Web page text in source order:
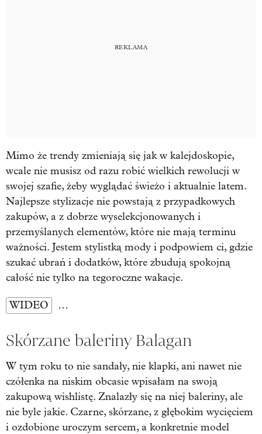
Mimo że trendy zmieniają się jak w kalejdoskopie,
wcale nie musisz od razu robić wielkich rewolucji w
swojej szafie, żeby wyglądać świeżo i aktualnie latem.
Najlepsze stylizacje nie powstają z przypadkowych
zakupów, a z dobrze wyselekcjonowanych i
przemyślanych elementów, które nie mają terminu
ważności. Jestem stylistką mody i podpowiem ci, gdzie
szukać ubrań i dodatków, które zbudują spokojną
całość nie tylko na tegoroczne wakacje.
WIDEO …
Skórzane baleriny Balagan
W tym roku to nie sandały, nie klapki, ani nawet nie
czółenka na niskim obcasie wpisałam na swoją
zakupową wishlistę. Znalazły się na niej baleriny, ale
nie byle jakie. Czarne, skórzane, z głębokim wycięciem
i ozdobione uroczym sercem, a konkretnie model